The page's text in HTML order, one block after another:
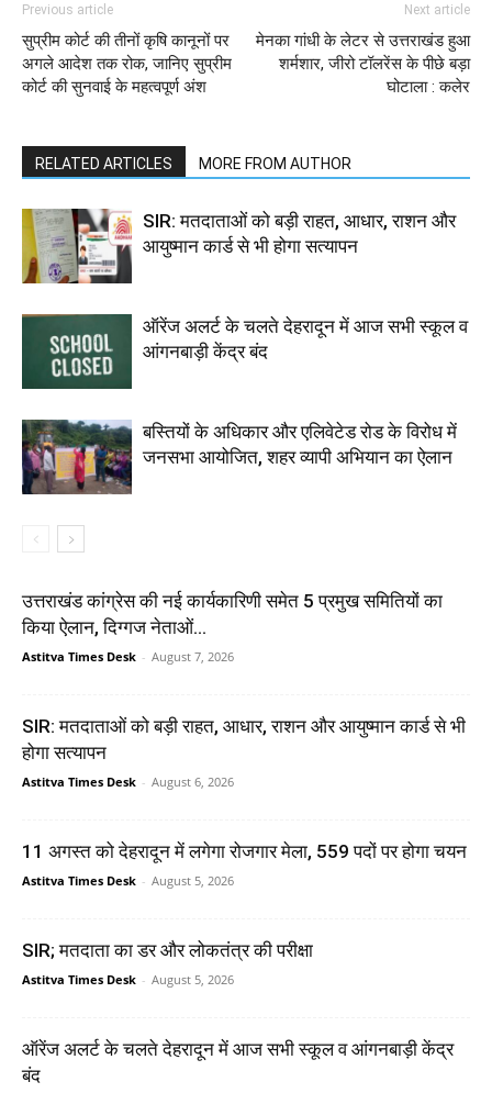
Previous article
सुप्रीम कोर्ट की तीनों कृषि कानूनों पर
अगले आदेश तक रोक, जानिए सुप्रीम
कोर्ट की सुनवाई के महत्वपूर्ण अंश
Next article
मेनका गांधी के लेटर से उत्तराखंड हुआ
शर्मशार, जीरो टॉलरेंस के पीछे बड़ा
घोटाला : कलेर
RELATED ARTICLES MORE FROM AUTHOR
SIR: मतदाताओं को बड़ी राहत, आधार, राशन और
आयुष्मान कार्ड से भी होगा सत्यापन
ऑरेंज अलर्ट के चलते देहरादून में आज सभी स्कूल व
आंगनबाड़ी केंद्र बंद
बस्तियों के अधिकार और एलिवेटेड रोड के विरोध में
जनसभा आयोजित, शहर व्यापी अभियान का ऐलान
उत्तराखंड कांग्रेस की नई कार्यकारिणी समेत 5 प्रमुख समितियों का
किया ऐलान, दिग्गज नेताओं...
Astitva Times Desk - August 7, 2026
SIR: मतदाताओं को बड़ी राहत, आधार, राशन और आयुष्मान कार्ड से भी
होगा सत्यापन
Astitva Times Desk - August 6, 2026
11 अगस्त को देहरादून में लगेगा रोजगार मेला, 559 पदों पर होगा चयन
Astitva Times Desk - August 5, 2026
SIR; मतदाता का डर और लोकतंत्र की परीक्षा
Astitva Times Desk - August 5, 2026
ऑरेंज अलर्ट के चलते देहरादून में आज सभी स्कूल व आंगनबाड़ी केंद्र
बंद